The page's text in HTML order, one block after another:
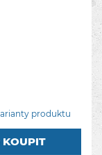
produktu
KOUPIT